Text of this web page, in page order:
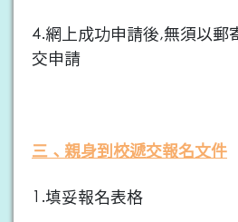
4.網上成功申請後,無須以郵
交申請
三、親身到校遞交報名文件
1.填妥報名表格